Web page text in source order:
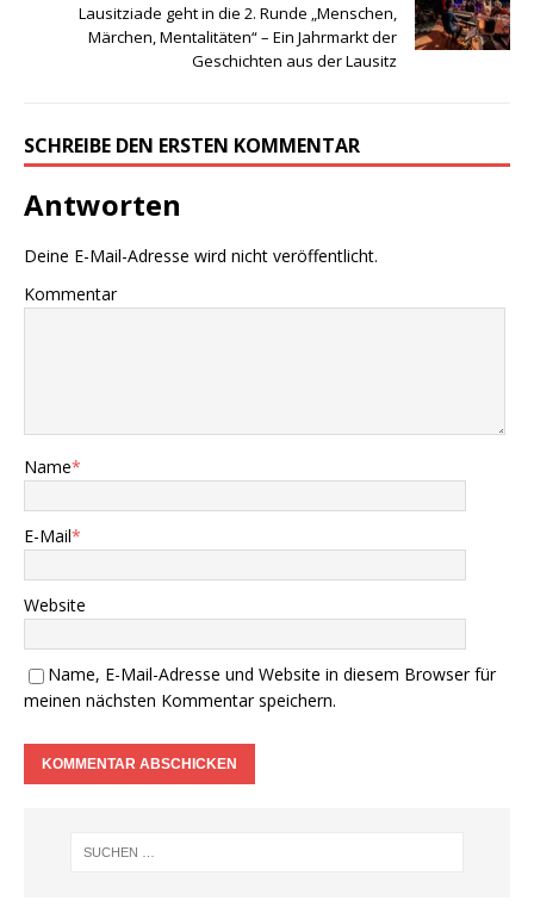
Lausitziade geht in die 2. Runde „Menschen,
Märchen, Mentalitäten“ – Ein Jahrmarkt der
Geschichten aus der Lausitz
SCHREIBE DEN ERSTEN KOMMENTAR
Antworten
Deine E-Mail-Adresse wird nicht veröffentlicht.
Kommentar
Name*
E-Mail*
Website
Name, E-Mail-Adresse und Website in diesem Browser für
meinen nächsten Kommentar speichern.